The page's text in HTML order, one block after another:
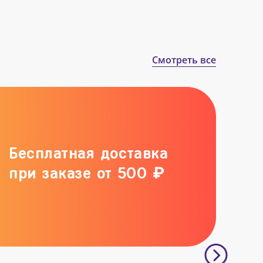
Смотреть все
Бесплатная доставка
при заказе от 500 ₽